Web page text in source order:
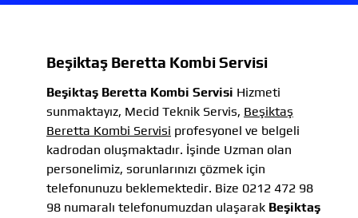
Beşiktaş Beretta Kombi Servisi
Beşiktaş Beretta Kombi Servisi Hizmeti
sunmaktayız, Mecid Teknik Servis, Beşiktaş
Beretta Kombi Servisi profesyonel ve belgeli
kadrodan oluşmaktadır. İşinde Uzman olan
personelimiz, sorunlarınızı çözmek için
telefonunuzu beklemektedir. Bize 0212 472 98
98 numaralı telefonumuzdan ulaşarak Beşiktaş